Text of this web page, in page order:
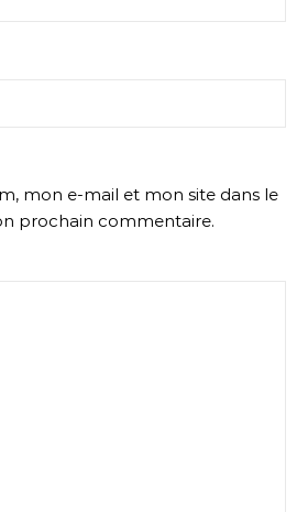
mon e-mail et mon site dans le
prochain commentaire.